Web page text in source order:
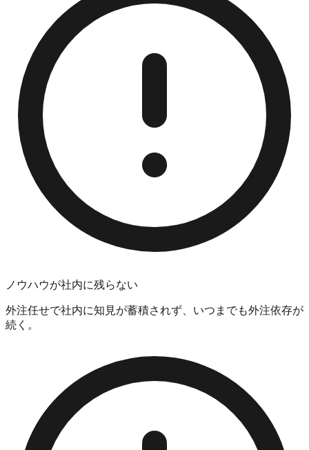
ノウハウが社内に残らない
外注任せで社内に知見が蓄積されず、いつまでも外注依存が
続く。